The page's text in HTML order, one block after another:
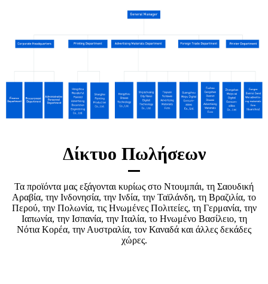
Δίκτυο Πωλήσεων
Τα προϊόντα μας εξάγονται κυρίως στο Ντουμπάι, τη Σαουδική
Αραβία, την Ινδονησία, την Ινδία, την Ταϊλάνδη, τη Βραζιλία, το
Περού, την Πολωνία, τις Ηνωμένες Πολιτείες, τη Γερμανία, την
Ιαπωνία, την Ισπανία, την Ιταλία, το Ηνωμένο Βασίλειο, τη
Νότια Κορέα, την Αυστραλία, τον Καναδά και άλλες δεκάδες
χώρες.